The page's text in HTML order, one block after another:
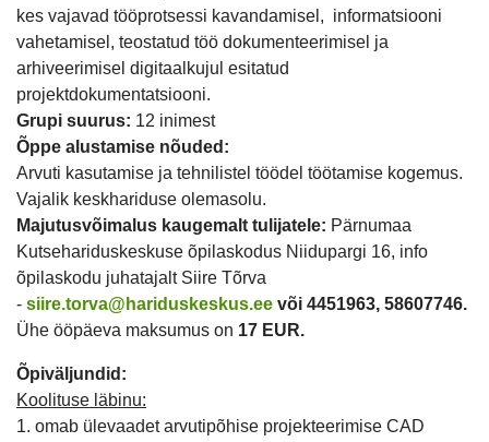
kes vajavad tööprotsessi kavandamisel, informatsiooni
vahetamisel, teostatud töö dokumenteerimisel ja
arhiveerimisel digitaalkujul esitatud
projektdokumentatsiooni.
Grupi suurus: 12 inimest
Õppe alustamise nõuded:
Arvuti kasutamise ja tehnilistel töödel töötamise kogemus.
Vajalik keskhariduse olemasolu.
Majutusvõimalus kaugemalt tulijatele: Pärnumaa
Kutsehariduskeskuse õpilaskodus Niidupargi 16, info
õpilaskodu juhatajalt Siire Tõrva
- siire.torva@hariduskeskus.ee või 4451963, 58607746.
Ühe ööpäeva maksumus on 17 EUR.
Õpiväljundid:
Koolituse läbinu:
1. omab ülevaadet arvutipõhise projekteerimise CAD